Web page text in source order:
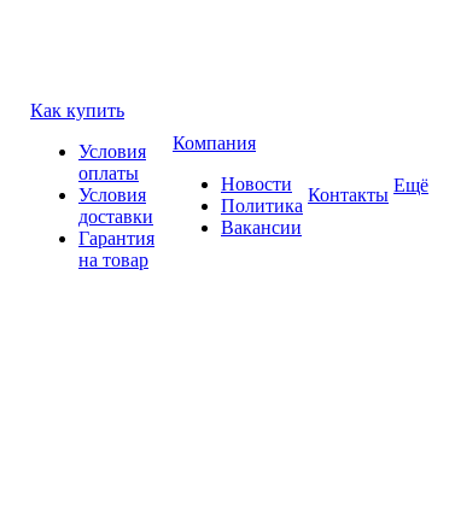
Как купить
Условия
оплаты
Условия
доставки
Гарантия
на товар
Компания
Новости
Политика
Вакансии
Контакты Ещё